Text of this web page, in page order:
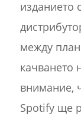
изданието
между
качването
внимание,
Spotify ще